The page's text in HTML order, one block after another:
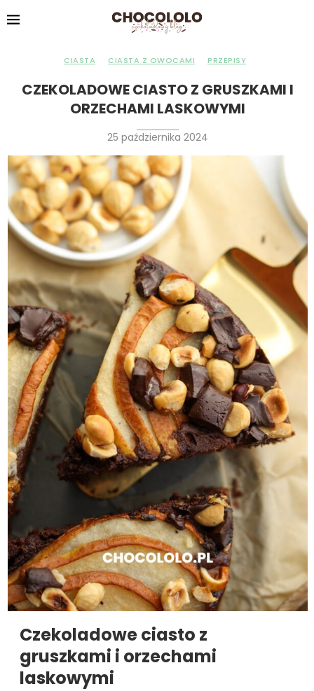
CIASTA CIASTA Z OWOCAMI PRZEPISY
CZEKOLADOWE CIASTO Z GRUSZKAMI I
ORZECHAMI LASKOWYMI
25 października 2024
Czekoladowe ciasto z
gruszkami i orzechami
laskowymi